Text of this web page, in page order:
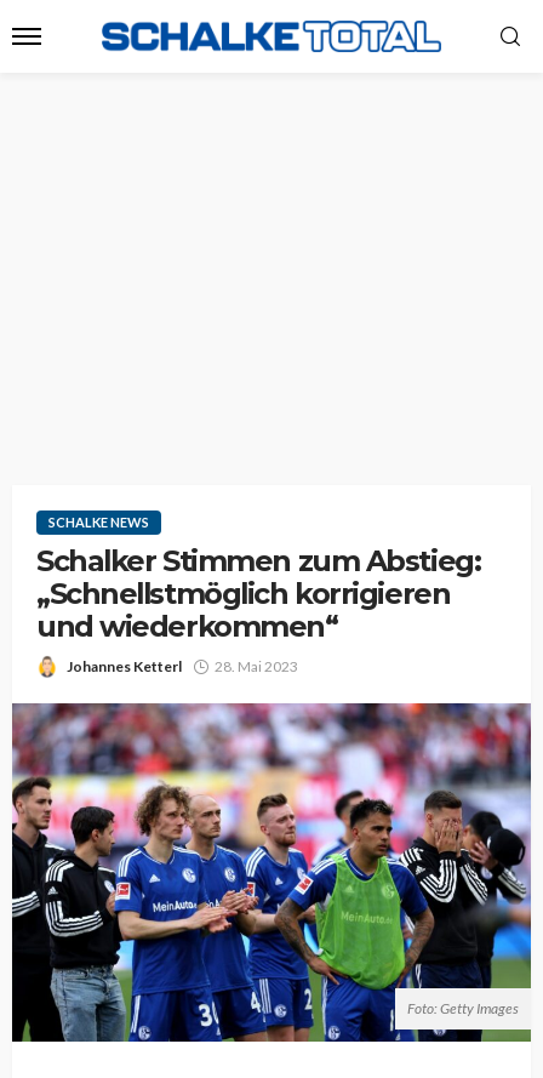
SCHALKE NEWS
Schalker Stimmen zum Abstieg:
„Schnellstmöglich korrigieren
und wiederkommen“
Johannes Ketterl 28. Mai 2023
Foto: Getty Images